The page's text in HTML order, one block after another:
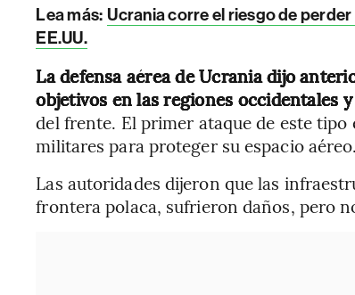
Lea más: Ucrania corre el riesgo de
EE.UU.
La defensa aérea de Ucrania dijo
objetivos en las regiones occidentales
del frente. El primer ataque de este
militares para proteger su espacio aéreo.
Las autoridades dijeron que las
frontera polaca, sufrieron daños, pero